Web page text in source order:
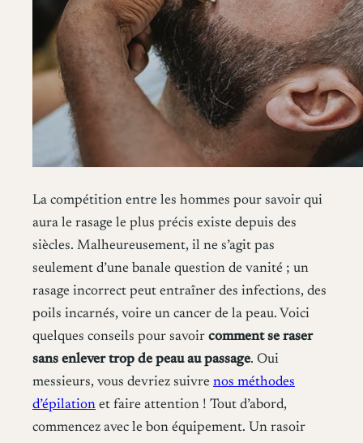
La compétition entre les hommes pour savoir qui
aura le rasage le plus précis existe depuis des
siècles. Malheureusement, il ne s’agit pas
seulement d’une banale question de vanité ; un
rasage incorrect peut entraîner des infections, des
poils incarnés, voire un cancer de la peau. Voici
quelques conseils pour savoir comment se raser
sans enlever trop de peau au passage. Oui
messieurs, vous devriez suivre nos méthodes
d’épilation et faire attention ! Tout d’abord,
commencez avec le bon équipement. Un rasoir